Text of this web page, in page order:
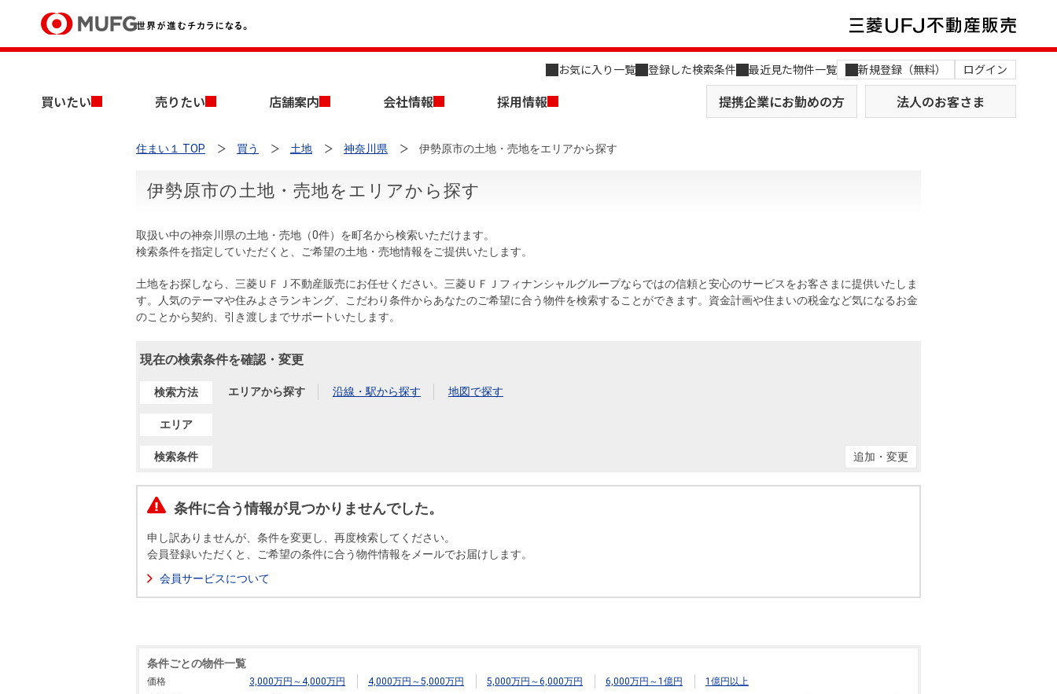
お気に入り一覧 登録した検索条件 最近見た物件一覧 新規登録（無料） ログイン
買いたい 売りたい 店舗案内 会社情報 採用情報 提携企業にお勤めの方 法人のお客さま
買いたいTOP
中古マンションを探す 新築・中古一戸建てを探す 土地を探す
住まいと暮らしの税金の本（電子ブック）
売りたいTOP
無料査定 売却相談 AI不動産査定
住まいと暮らしの税金の本（電子ブック）
店舗案内TOP
店舗のご案内（首都圏） 店舗のご案内（名古屋）
会社情報TOP
会社概要
組織図 役員一覧
会社案内（電子ブック版）
採用情報TOP
キャリア採用情報
売りたい
住まい１ TOP 買う 土地 神奈川県 伊勢原市の土地・売地をエリアから探す
伊勢原市の土地・売地をエリアから探す
取扱い中の神奈川県の土地・売地（0件）を町名から検索いただけます。
検索条件を指定していただくと、ご希望の土地・売地情報をご提供いたします。
土地をお探しなら、三菱ＵＦＪ不動産販売にお任せください。三菱ＵＦＪフィナンシャルグループならではの信頼と安心のサービスをお客さまに提供いたしま
す。人気のテーマや住みよさランキング、こだわり条件からあなたのご希望に合う物件を検索することができます。資金計画や住まいの税金など気になるお金
のことから契約、引き渡しまでサポートいたします。
現在の検索条件を確認・変更
検索方法 エリアから探す 沿線・駅から探す 地図で探す
エリア
検索条件 追加・変更
条件に合う情報が見つかりませんでした。
申し訳ありませんが、条件を変更し、再度検索してください。
会員登録いただくと、ご希望の条件に合う物件情報をメールでお届けします。
会員サービスについて
条件ごとの物件一覧
価格 3,000万円～4,000万円 4,000万円～5,000万円 5,000万円～6,000万円 6,000万円～1億円
1億円以上